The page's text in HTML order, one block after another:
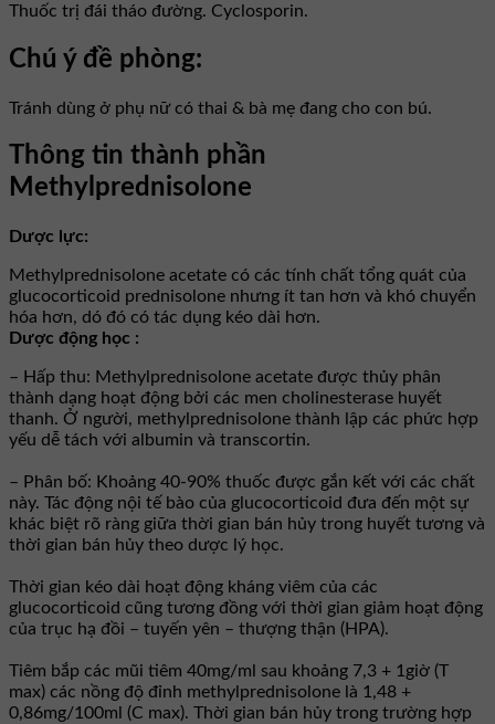
Thuốc trị đái tháo đường. Cyclosporin.
Chú ý đề phòng:
Tránh dùng ở phụ nữ có thai & bà mẹ đang cho con bú.
Thông tin thành phần
Methylprednisolone
Dược lực:
Methylprednisolone acetate có các tính chất tổng quát của
glucocorticoid prednisolone nhưng ít tan hơn và khó chuyển
hóa hơn, dó đó có tác dụng kéo dài hơn.
Dược động học :
– Hấp thu: Methylprednisolone acetate được thủy phân
thành dạng hoạt động bởi các men cholinesterase huyết
thanh. Ở người, methylprednisolone thành lập các phức hợp
yếu dễ tách với albumin và transcortin.
– Phân bố: Khoảng 40-90% thuốc được gắn kết với các chất
này. Tác động nội tế bào của glucocorticoid đưa đến một sự
khác biệt rõ ràng giữa thời gian bán hủy trong huyết tương và
thời gian bán hủy theo dược lý học.
Thời gian kéo dài hoạt động kháng viêm của các
glucocorticoid cũng tương đồng với thời gian giảm hoạt động
của trục hạ đồi – tuyến yên – thượng thận (HPA).
Tiêm bắp các mũi tiêm 40mg/ml sau khoảng 7,3 + 1giờ (T
max) các nồng độ đỉnh methylprednisolone là 1,48 +
0,86mg/100ml (C max). Thời gian bán hủy trong trường hợp